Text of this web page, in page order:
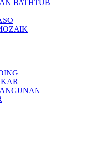
BATHTUB